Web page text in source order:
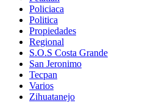
Policiaca
Politica
Propiedades
Regional
S.O.S Costa Grande
San Jeronimo
Tecpan
Varios
Zihuatanejo